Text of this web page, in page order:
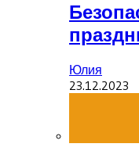
Юлия
23.12.2023